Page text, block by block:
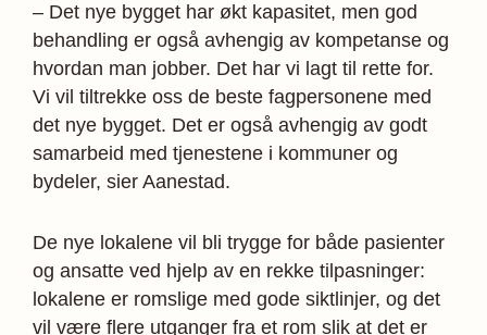
– Det nye bygget har økt kapasitet, men god
behandling er også avhengig av kompetanse og
hvordan man jobber. Det har vi lagt til rette for.
Vi vil tiltrekke oss de beste fagpersonene med
det nye bygget. Det er også avhengig av godt
samarbeid med tjenestene i kommuner og
bydeler, sier Aanestad.
De nye lokalene vil bli trygge for både pasienter
og ansatte ved hjelp av en rekke tilpasninger:
lokalene er romslige med gode siktlinjer, og det
vil være flere utganger fra et rom slik at det er